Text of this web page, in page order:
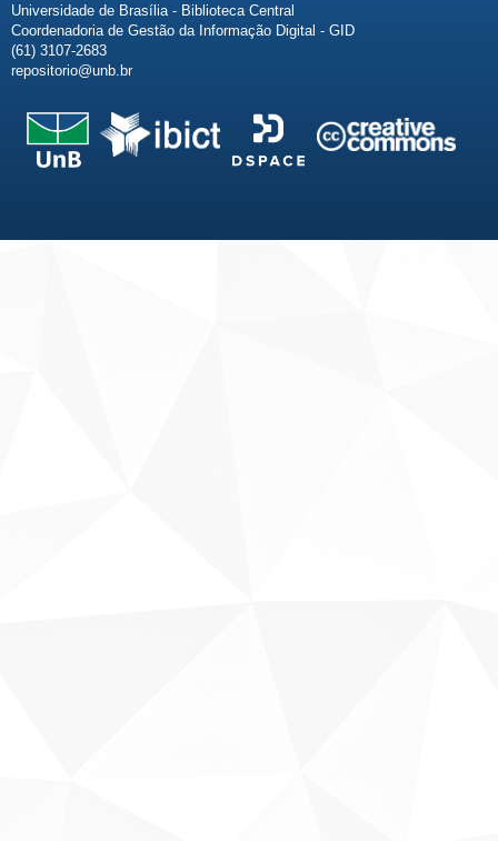
Universidade de Brasília - Biblioteca Central
Coordenadoria de Gestão da Informação Digital - GID
(61) 3107-2683
repositorio@unb.br